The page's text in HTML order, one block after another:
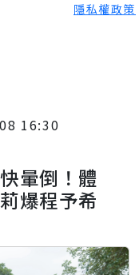
隱私權政策
16:30
暈倒！體
爆程予希